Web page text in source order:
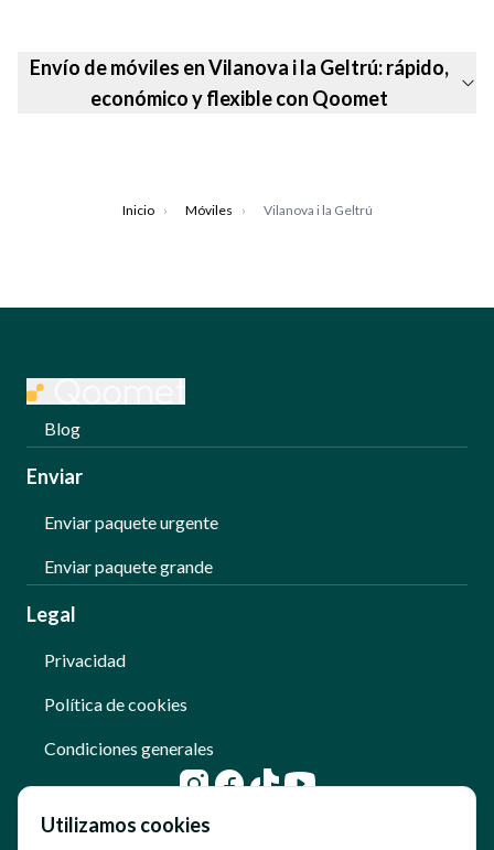
Envío de móviles en Vilanova i la Geltrú: rápido,
económico y flexible con Qoomet
Inicio › Móviles › Vilanova i la Geltrú
Blog
Enviar
Enviar paquete urgente
Enviar paquete grande
Legal
Privacidad
Política de cookies
Condiciones generales
Utilizamos cookies